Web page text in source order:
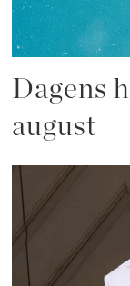
Dagens
august